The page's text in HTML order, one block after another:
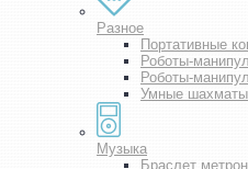
Разное
Портативные
Роботы-
Роботы-
Умные шахматы
Музыка
Браслет